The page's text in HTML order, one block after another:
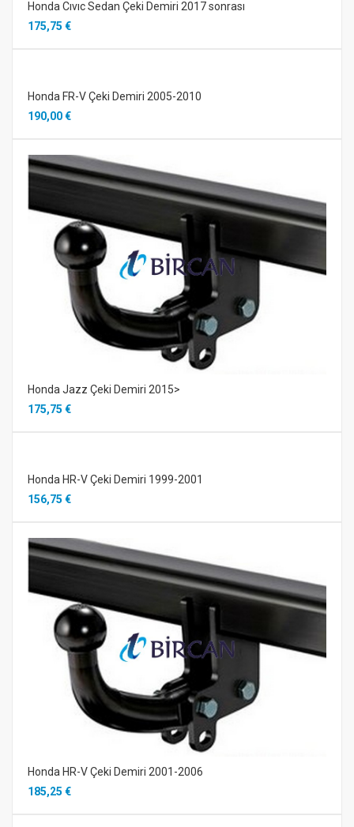
Honda Cıvıc Sedan Çeki Demiri 2017 sonrası
175,75 €
Honda FR-V Çeki Demiri 2005-2010
190,00 €
Honda Jazz Çeki Demiri 2015>
175,75 €
Honda HR-V Çeki Demiri 1999-2001
156,75 €
Honda HR-V Çeki Demiri 2001-2006
185,25 €